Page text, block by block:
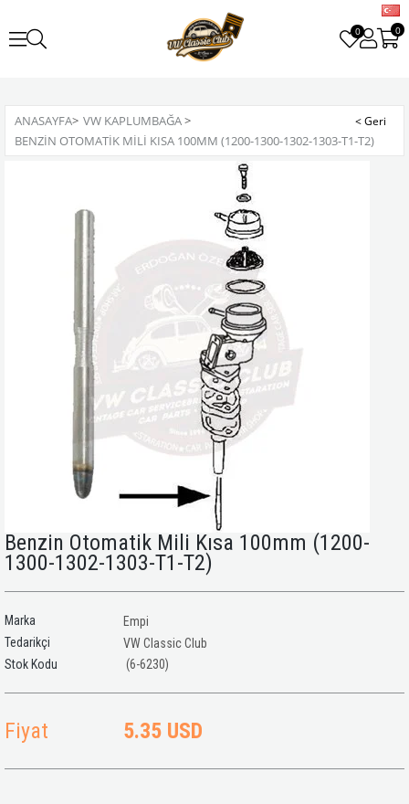
0 0
ANASAYFA> VW KAPLUMBAĞA>
BENZIN OTOMATIK MILI KISA 100MM (1200-1300-1302-1303-T1-T2)
Benzin Otomatik Mili Kısa 100mm (1200-
1300-1302-1303-T1-T2)
Marka
Empi
Tedarikçi
VW Classic Club
(6-6230)
Fiyat 5.35 USD